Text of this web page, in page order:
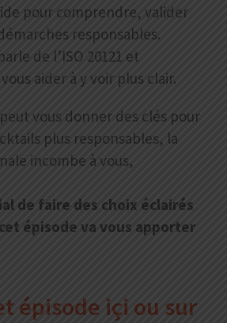
pour comprendre, valider
responsables.
de l’ISO 20121 et
aider à y voir plus clair.
vous donner des clés pour
plus responsables, la
incombe à vous,
de faire des choix éclairés
épisode va vous apporter
épisode içi ou sur